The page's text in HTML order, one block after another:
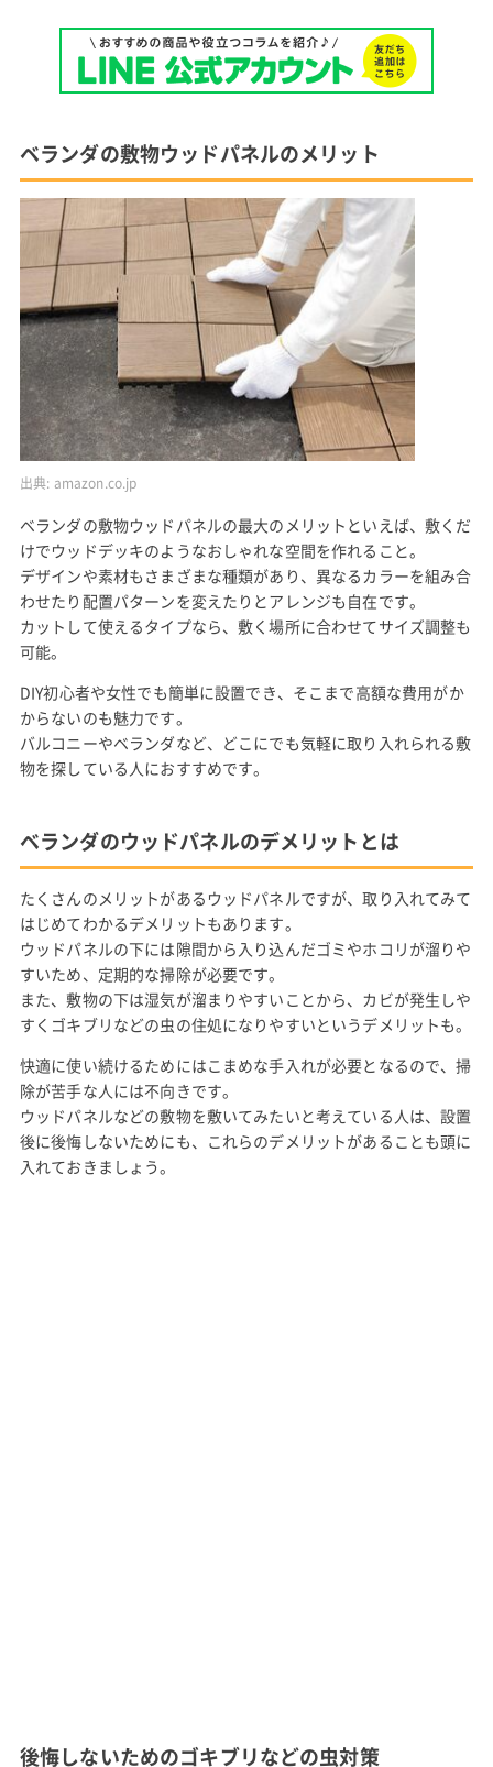
ベランダの敷物ウッドパネルのメリット
出典: amazon.co.jp
ベランダの敷物ウッドパネルの最大のメリットといえば、敷くだ
けでウッドデッキのようなおしゃれな空間を作れること。
デザインや素材もさまざまな種類があり、異なるカラーを組み合
わせたり配置パターンを変えたりとアレンジも自在です。
カットして使えるタイプなら、敷く場所に合わせてサイズ調整も
可能。
DIY初心者や女性でも簡単に設置でき、そこまで高額な費用がか
からないのも魅力です。
バルコニーやベランダなど、どこにでも気軽に取り入れられる敷
物を探している人におすすめです。
ベランダのウッドパネルのデメリットとは
たくさんのメリットがあるウッドパネルですが、取り入れてみて
はじめてわかるデメリットもあります。
ウッドパネルの下には隙間から入り込んだゴミやホコリが溜りや
すいため、定期的な掃除が必要です。
また、敷物の下は湿気が溜まりやすいことから、カビが発生しや
すくゴキブリなどの虫の住処になりやすいというデメリットも。
快適に使い続けるためにはこまめな手入れが必要となるので、掃
除が苦手な人には不向きです。
ウッドパネルなどの敷物を敷いてみたいと考えている人は、設置
後に後悔しないためにも、これらのデメリットがあることも頭に
入れておきましょう。
後悔しないためのゴキブリなどの虫対策